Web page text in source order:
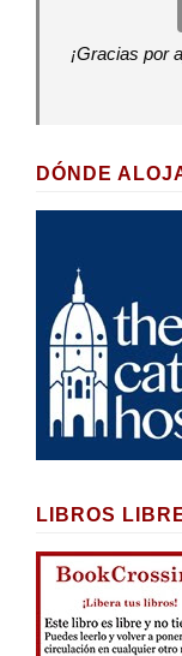
¡Gracias por
DÓNDE
LIBROS